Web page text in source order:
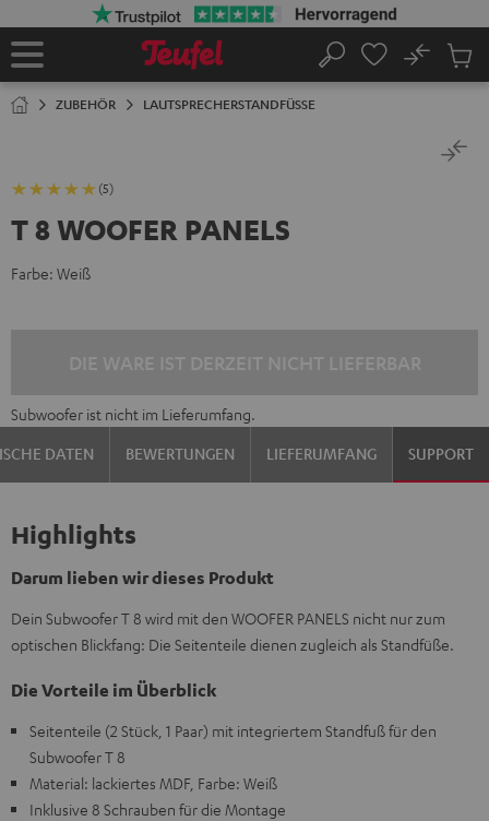
Startseite
Suche
No
ZUBEHÖR LAUTSPRECHERSTANDFÜSSE
(5)
T 8 WOOFER PANELS
Farbe: Weiß
Subwoofer ist nicht im Lieferumfang.
DATEN
BEWERTUNGEN LIEFERUMFANG SUPPORT
Highlights
Darum lieben wir dieses Produkt
Dein Subwoofer T 8 wird mit den WOOFER PANELS nicht nur zum
optischen Blickfang: Die Seitenteile dienen zugleich als Standfüße.
Die Vorteile im Überblick
Seitenteile (2 Stück, 1 Paar) mit integriertem Standfuß für den
Subwoofer T 8
Material: lackiertes MDF, Farbe: Weiß
Inklusive 8 Schrauben für die Montage